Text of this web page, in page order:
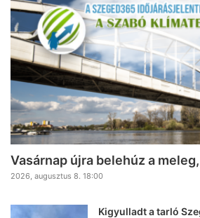
Vasárnap újra belehúz a
2026, augusztus 8. 18:00
Kigyulladt a tarló